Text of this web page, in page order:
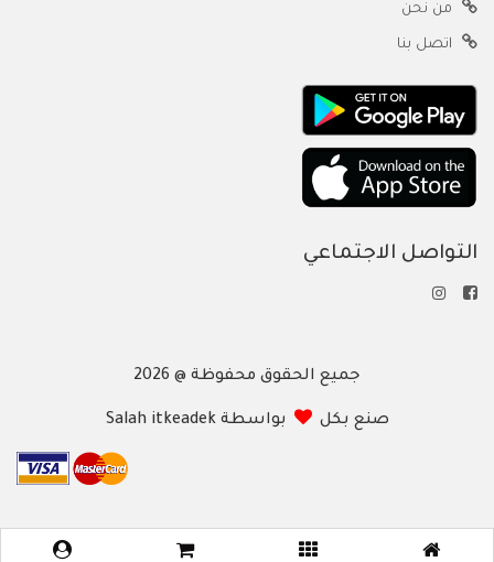
من نحن
اتصل بنا
التواصل الاجتماعي
جميع الحقوق محفوظة @ 2026
صنع بكل بواسطة Salah itkeadek